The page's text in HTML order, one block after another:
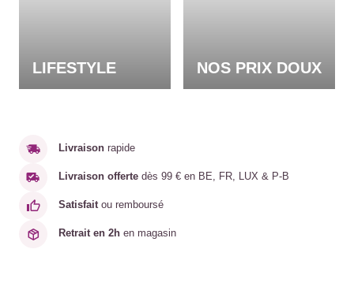
LIFESTYLE NOS PRIX DOUX
Livraison rapide
Livraison offerte dès 99 € en BE, FR, LUX & P-B
Satisfaitou remboursé
Retrait en 2h en magasin